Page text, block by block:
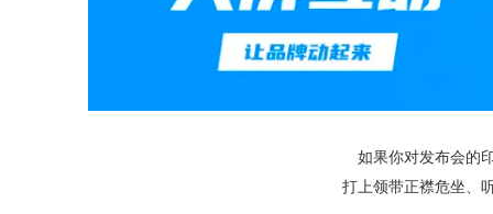
如果你对发布会的
打上领带正襟危坐、